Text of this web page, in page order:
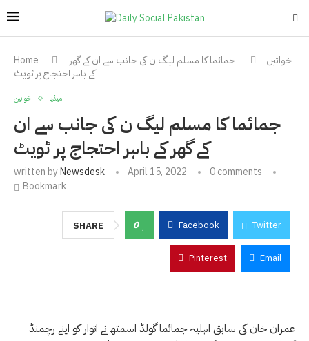
Home خواتین
جمائما کا مسلم لیگ ن کی جانب سے ان کے گھر
کے باہر احتجاج پر ٹویٹ
خواتین میڈیا
جمائما کا مسلم لیگ ن کی جانب سے ان
کے گھر کے باہر احتجاج پر ٹویٹ
written byNewsdesk April 15, 2022
0 comments
Bookmark
SHARE 0 Facebook Twitter
Pinterest Email
عمران خان کی سابق اہلیہ جمائما گولڈ اسمتھ نے اتوار کو اپنے رچمنڈ